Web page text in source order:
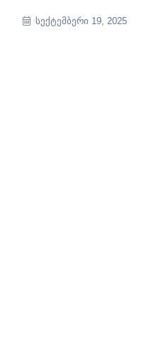
ᲡᲔᲥᲢᲔᲛᲑᲔᲠᲘ 19, 2025